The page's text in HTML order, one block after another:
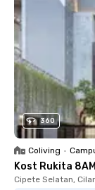
360
Coliving •
Kost Rukita
Cipete Selatan,